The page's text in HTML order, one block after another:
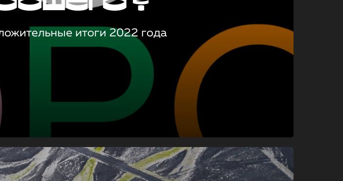
итоги 2022 года